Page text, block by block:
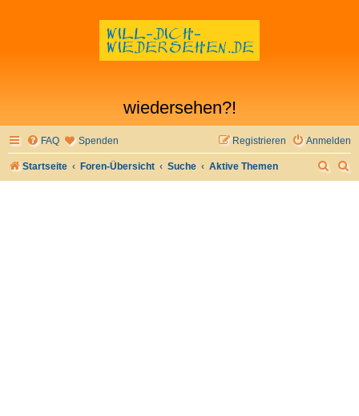
wiedersehen?!
FAQ Spenden Anmelden
Registrieren
Startseite Foren-Übersicht Suche Aktive Themen